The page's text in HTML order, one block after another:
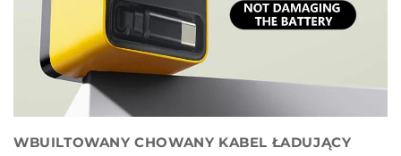
WBUILTOWANY CHOWANY KABEL ŁADUJĄCY